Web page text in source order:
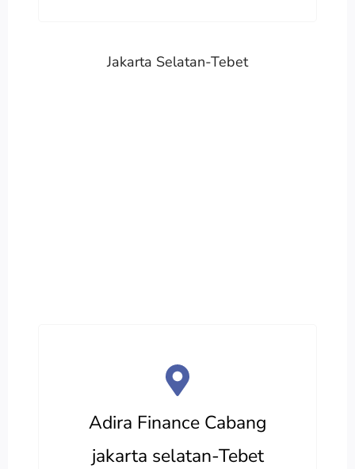
Jakarta Selatan-Tebet
Adira Finance Cabang
jakarta selatan-Tebet